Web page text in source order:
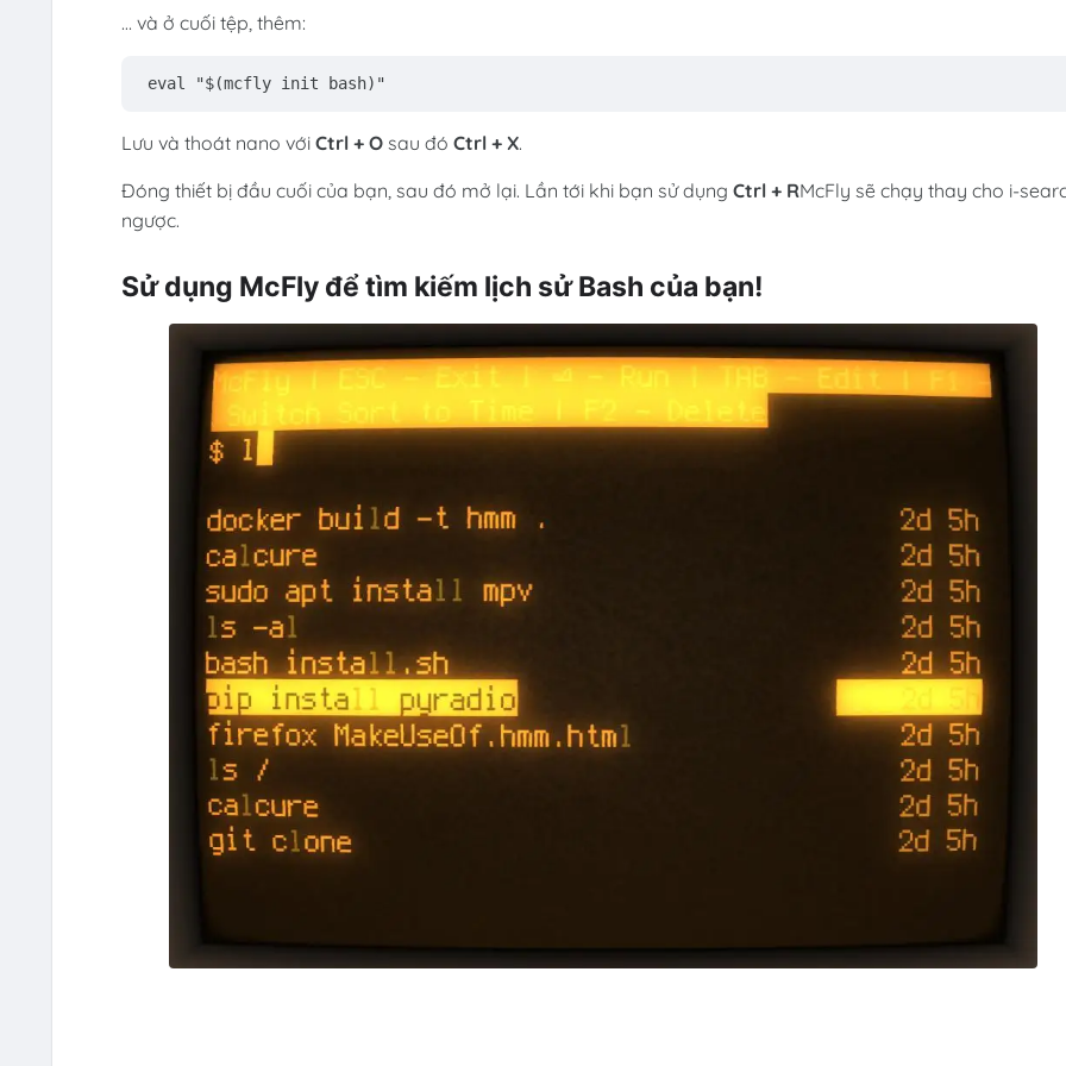
… và ở cuối tệp, thêm:
eval "$(mcfly init bash) "
Lưu và thoát nano với Ctrl + Osau đó Ctrl + X.
Đóng thiết bị đầu cuối của bạn, sau đó mở lại. Lần tới khi bạn sử dụng Ctrl + RMcFly sẽ chạy thay cho i-
ngược.
Sử dụng McFly để tìm kiếm lịch sử Bash của bạn!